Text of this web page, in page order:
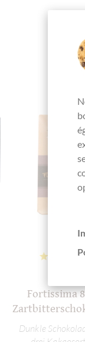
Fortissima
Dunkle